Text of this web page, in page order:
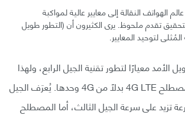
الهواتف النقالة إلى معايير عالية لمواكبة
تقدم ملحوظ. يرى الكثيرون أن (التطور طويل
الأمد معيارًا لتطور تقنية الجيل الرابع، ولهذا
السبب ترى أحيانًا المصطلح 4G LTE بدلًا من 4G وحدها. يُعرَف الجيل
تزيد على سرعة الجيل الثالث، أما المصطلح